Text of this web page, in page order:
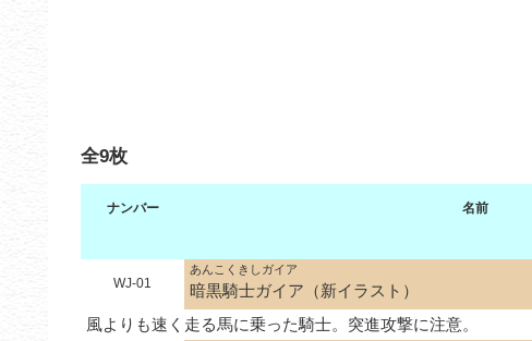
全9枚
ナンバー 名前
WJ-01
あんこくきしガイア
暗黒騎士ガイア（新イラスト）
風よりも速く走る馬に乗った騎士。突進攻撃に注意。